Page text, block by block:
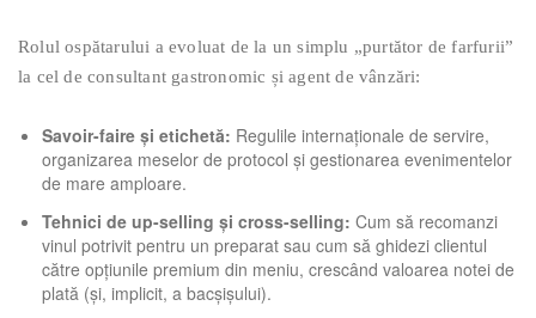
Rolul ospătarului a evoluat de la un simplu „purtător de farfurii”
la cel de consultant gastronomic și agent de vânzări:
Savoir-faire și etichetă: Regulile internaționale de servire,
organizarea meselor de protocol și gestionarea evenimentelor
de mare amploare.
Tehnici de up-selling și cross-selling: Cum să recomanzi
vinul potrivit pentru un preparat sau cum să ghidezi clientul
către opțiunile premium din meniu, crescând valoarea notei de
plată (și, implicit, a bacșișului).